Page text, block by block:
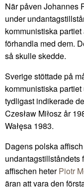
När påven Johannes
under
kommunistiska
förhandla med dem.
så skulle skedde.
Sverige stöttade på
kommunistiska
tydligast indikerade
Czesław Miłosz år
Wałęsa 1983.
Dagens polska
undantagstillståndets
affischen heterPiotr
äran att vara den